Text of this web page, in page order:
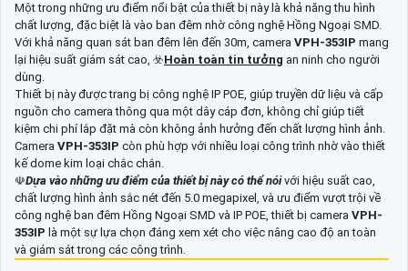
Một trong những ưu điểm nổi bật của thiết bị này là khả năng thu hình
chất lượng, đặc biệt là vào ban đêm nhờ công nghệ Hồng Ngoại SMD.
Với khả năng quan sát ban đêm lên đến 30m, camera VPH-353IP mang
lại hiệu suất giám sát cao, ☣️Hoàn toàn tin tưởng an ninh cho người
dùng.
Thiết bị này được trang bị công nghệ IP POE, giúp truyền dữ liệu và cấp
nguồn cho camera thông qua một dây cáp đơn, không chỉ giúp tiết
kiệm chi phí lắp đặt mà còn không ảnh hưởng đến chất lượng hình ảnh.
Camera VPH-353IP còn phù hợp với nhiều loại công trình nhờ vào thiết
kế dome kim loại chắc chắn.
☫Dựa vào những ưu điểm của thiết bị này có thể nóivới hiệu suất cao,
chất lượng hình ảnh sắc nét đến 5.0 megapixel, và ưu điểm vượt trội về
công nghệ ban đêm Hồng Ngoại SMD và IP POE, thiết bị camera VPH-
353IP là một sự lựa chọn đáng xem xét cho việc nâng cao độ an toàn
và giám sát trong các công trình.